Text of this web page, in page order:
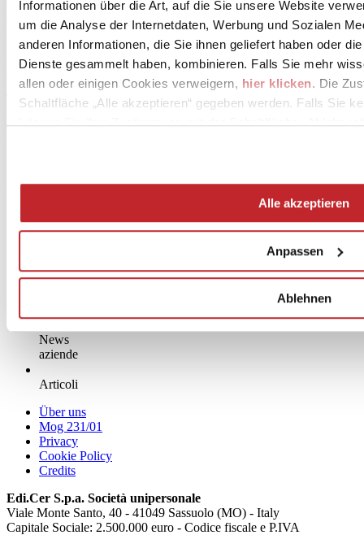
Informationen über die Art, auf die Sie unsere Website
um die Analyse der Internetdaten, Werbung und Sozialen
anderen Informationen, die Sie ihnen geliefert haben oder
Dienste gesammelt haben, kombinieren. Falls Sie mehr
allen oder einigen Cookies verweigern, hier klicken. Die
Schaltfläche „Alle akzeptieren“ gegeben werden. Falls Sie
können Sie Ihre Zustimmung mit der Schaltfläche
Alle akzeptieren
Anpassen
Ablehnen
werden, der darauf abzielt, die Gesundheitsstandards (als Reaktion
auf die Covid-19-Pandemie), die Intermodalität und die soziale,
wirtschaftliche und ökologische Nachhaltigkeit zu verbessern.
Und wenn die Werte steigen, steigen auch die Mieten. In Italien lag
der durchschnittliche Anstieg der Mieten für Logistikimmobilien im
Jahr 2021 bei mehr als 9 %, wobei Mailand und die Lombardei die
höchsten Raten aufwiesen. Gleichzeitig erreichten die Renditen von
News
aziende
Articoli
Über uns
Mog 231/01
Privacy
Cookie Policy
Credits
Edi.Cer S.p.a. Società unipersonale
Viale Monte Santo, 40 - 41049 Sassuolo (MO) - Italy
Capitale Sociale: 2.500.000 euro - Codice fiscale e P.IVA